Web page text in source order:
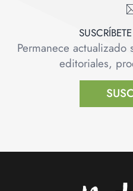
Permanece
editoriales,